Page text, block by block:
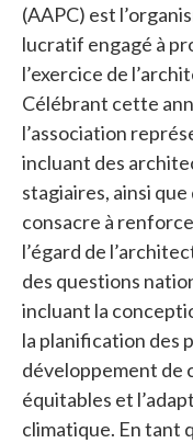
(AAPC) est
lucratif engagé à
l’exercice de
Célébrant cette
l’association
incluant des
stagiaires, ainsi que
consacre à
l’égard de
des questions
incluant la
la planification des
développement de
équitables et
climatique. En tant